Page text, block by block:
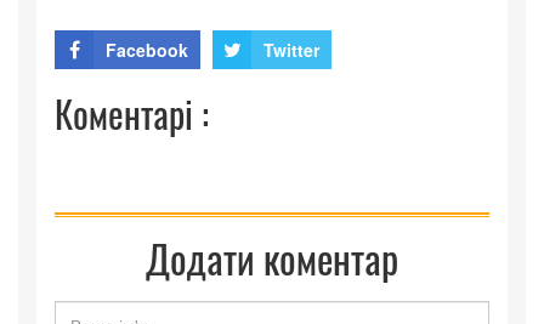
Facebook Twitter
Коментарі :
Додати коментар